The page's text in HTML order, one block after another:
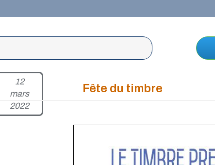
12
mars
2022
Fête du timbre